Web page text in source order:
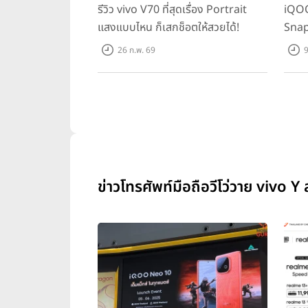
รีวิว vivo V70 ที่สุดเรื่อง Portrait
แสงแบบไหน ก็เสกช็อตให้สวยได้!
26 ก.พ. 69
ทุกเ
ข่าวโทรศัพท์มือถือวีโว่วาย vivo Y